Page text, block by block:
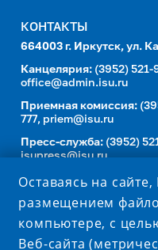
КОНТАКТЫ
664003 г. Иркутск, ул.
Канцелярия: (3952) 521-
office@admin.isu.ru
Приемная комиссия:
777, priem@isu.ru
Пресс-служба: (3952)
isupress@isu.ru
Телефонный справочник
Оставаясь на
размещением
компьютере, с
Веб-сайта